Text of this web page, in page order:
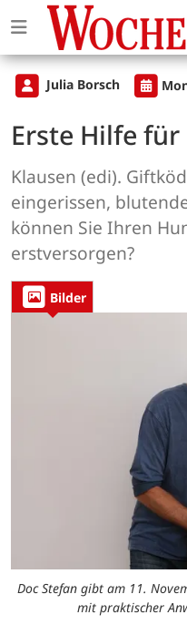
Julia Borsch
Erste Hilfe für
Klausen (edi).
eingerissen,
können Sie Ihren
erstversorgen?
Bilder
Doc Stefan gibt am 11.
mit praktischer